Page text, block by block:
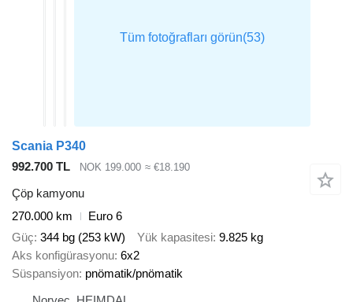
Scania P340
992.700 TL
NOK 199.000 ≈ €18.190
Çöp kamyonu
270.000 km
Euro 6
Güç 344 bg (253 kW) Yük kapasitesi 9.825 kg
Aks konfigürasyonu 6x2
Süspansiyon pnömatik/pnömatik